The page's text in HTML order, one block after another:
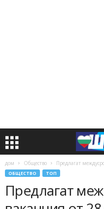
дом Общество Предлагат
ОБЩЕСТВО ТОП
Предлагат